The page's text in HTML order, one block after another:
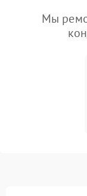
Мы